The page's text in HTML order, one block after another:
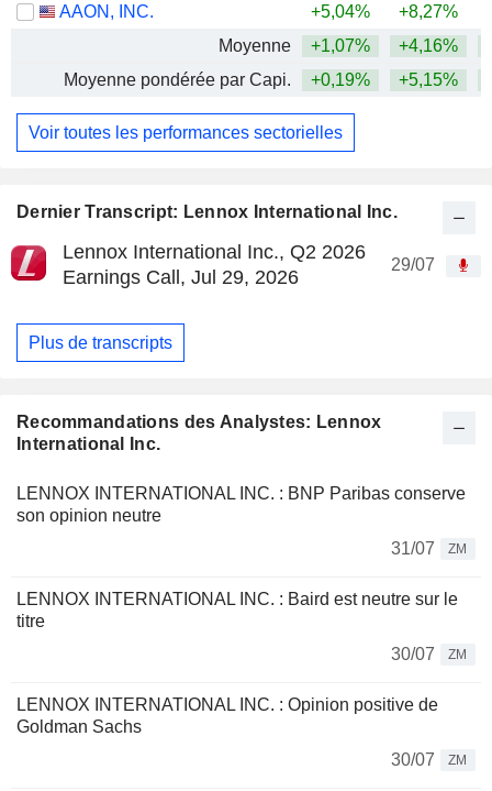
Dernier Transcript: Lennox International Inc.
Lennox International Inc., Q2 2026
Earnings Call, Jul 29, 2026
29/07
Plus de transcripts
Recommandations des Analystes: Lennox
International Inc.
LENNOX INTERNATIONAL INC. : BNP Paribas conserve
son opinion neutre
31/07
ZM
LENNOX INTERNATIONAL INC. : Baird est neutre sur le
titre
30/07
ZM
LENNOX INTERNATIONAL INC. : Opinion positive de
Goldman Sachs
30/07
ZM
AAON, INC.
+5,04% +8,27%
Moyenne
+1,07% +4,16%
Moyenne pondérée par Capi.
+0,19% +5,15%
Voir toutes les performances sectorielles